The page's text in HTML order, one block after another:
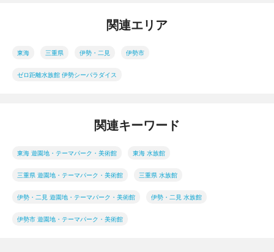
関連エリア
東海 三重県 伊勢・二見 伊勢市
ゼロ距離水族館 伊勢シーパラダイス
関連キーワード
東海 遊園地・テーマパーク・美術館 東海 水族館
三重県 遊園地・テーマパーク・美術館 三重県 水族館
伊勢・二見 遊園地・テーマパーク・美術館 伊勢・二見 水族館
伊勢市 遊園地・テーマパーク・美術館